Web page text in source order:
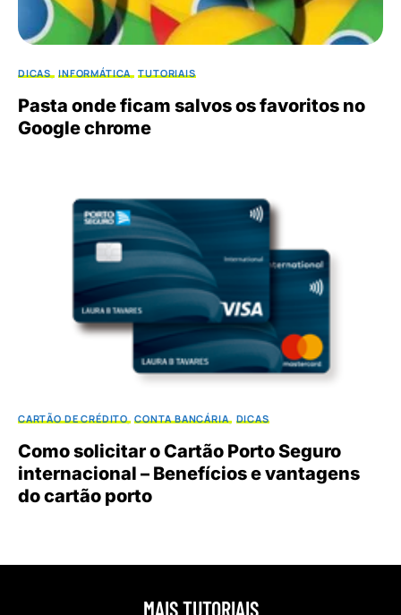
DICAS INFORMÁTICA TUTORIAIS
Pasta onde ficam salvos os favoritos no
Google chrome
CARTÃO DE CRÉDITO CONTA BANCÁRIA DICAS
Como solicitar o Cartão Porto Seguro
internacional – Benefícios e vantagens
do cartão porto
MAIS TUTORIAIS